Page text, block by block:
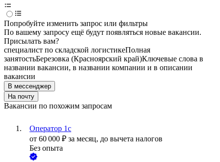
Попробуйте изменить запрос или фильтры
По вашему запросу ещё будут появляться новые вакансии.
Присылать вам?
специалист по складской логистикеПолная
занятостьБерезовка (Красноярский край)Ключевые слова в
названии вакансии, в названии компании и в описании
вакансии
В мессенджер
На почту
Вакансии по похожим запросам
Оператор 1с
от 60 000 ₽ за месяц, до вычета налогов
Без опыта